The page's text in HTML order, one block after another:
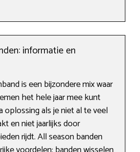
informatie en
is een bijzondere mix waar
het hele jaar mee kunt
oplossing als je niet al te veel
en niet jaarlijks door
rijdt. All season banden